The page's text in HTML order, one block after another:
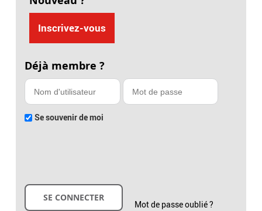
Inscrivez-vous
Déjà membre ?
Se souvenir de moi
Mot de passe oublié ?